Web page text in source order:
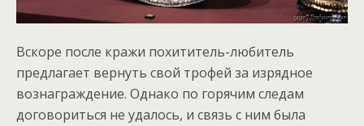
Вскоре после кражи похититель-любитель
предлагает вернуть свой трофей за изрядное
вознаграждение. Однако по горячим следам
договориться не удалось, и связь с ним была